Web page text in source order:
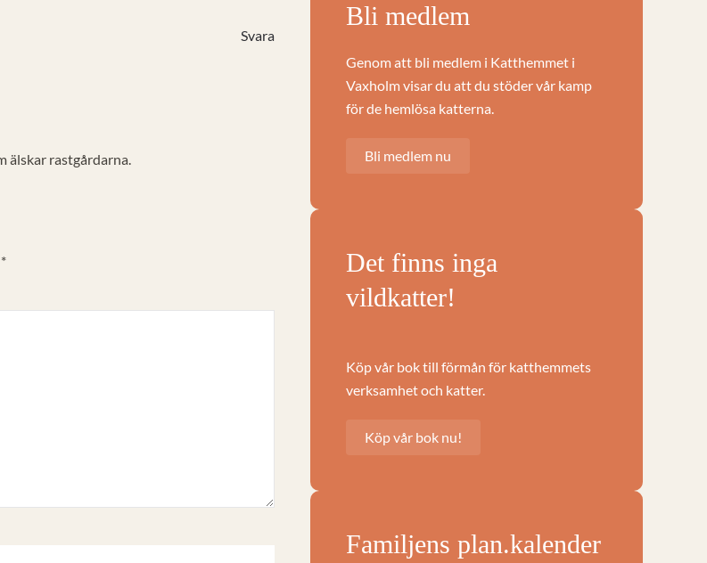
Svara
älskar rastgårdarna.
*
Bli medlem
Genom att bli medlem i Katthemmet i
Vaxholm visar du att du stöder vår kamp
för de hemlösa katterna.
Bli medlem nu
Det finns inga
vildkatter!
Köp vår bok till förmån för katthemmets
verksamhet och katter.
Köp vår bok nu!
Familjens plan.kalender